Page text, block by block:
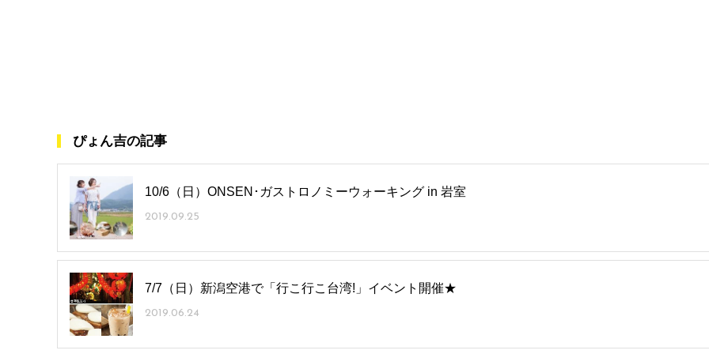
ぴょん吉の記事
10/6（日）ONSEN･ガストロノミーウォーキング in 岩室
2019.09.25
7/7（日）新潟空港で「行こ行こ台湾!」イベント開催★
2019.06.24